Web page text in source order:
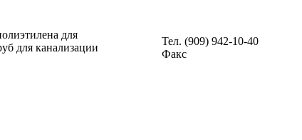
для
для канализации
Тел. (909) 942-10-40
Факс